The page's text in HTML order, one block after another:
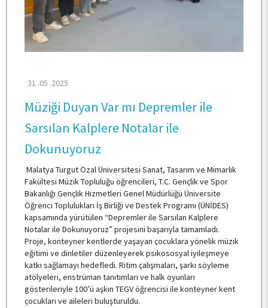
ANA SAYFA
BİRİMİMİZ
TOPLUMSAL KATKI
E-HİZMET
ÖĞRENCİ TOPLULUKLARI
TESİSLERİMİZ
31 .05 .2025
Müziği Duyan Var mı Depremler ile
Sarsılan Kalplere Notalar ile
Dokunuyoruz
Malatya Turgut Özal Üniversitesi Sanat, Tasarım ve Mimarlık
Fakültesi Müzik Topluluğu öğrencileri, T.C. Gençlik ve Spor
Bakanlığı Gençlik Hizmetleri Genel Müdürlüğü Üniversite
Öğrenci Toplulukları İş Birliği ve Destek Programı (ÜNİDES)
kapsamında yürütülen “Depremler ile Sarsılan Kalplere
Notalar ile Dokunuyoruz” projesini başarıyla tamamladı.
Proje, konteyner kentlerde yaşayan çocuklara yönelik müzik
eğitimi ve dinletiler düzenleyerek psikososyal iyileşmeye
katkı sağlamayı hedefledi. Ritim çalışmaları, şarkı söyleme
atölyeleri, enstrüman tanıtımları ve halk oyunları
gösterileriyle 100’ü aşkın TEGV öğrencisi ile konteyner kent
çocukları ve aileleri buluşturuldu.